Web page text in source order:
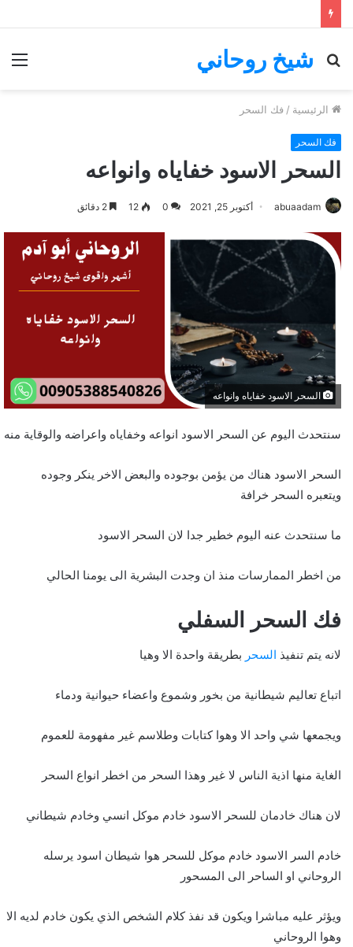
شيخ روحاني
بحث
الرئيسية / فك السحر
فك السحر
السحر الاسود خفاياه وانواعه
abuaadam أكتوبر 25, 2021 0
12
السحر الاسود خفاياه وانواعه
سنتحدث اليوم عن السحر الاسود انواعه وخفاياه واعراضه والوقاية منه
السحر الاسود هناك من يؤمن بوجوده والبعض الاخر ينكر وجوده
ويتعبره السحر خرافة
ما سنتحدث عنه اليوم خطير جدا لان السحر الاسود
من اخطر الممارسات منذ ان وجدت البشرية الى يومنا الحالي
فك السحر السفلي
لانه يتم تنفيذ السحر بطريقة واحدة الا وهيا
اتباع تعاليم شيطانية من بخور وشموع واعضاء حيوانية ودماء
ويجمعها شي واحد الا وهوا كتابات وطلاسم غير مفهومة للعموم
الغاية منها اذية الناس لا غير وهذا السحر من اخطر انواع السحر
لان هناك خادمان للسحر الاسود خادم موكل انسي وخادم شيطاني
خادم السر الاسود خادم موكل للسحر هوا شيطان اسود يرسله
الروحاني او الساحر الى المسحور
ويؤثر عليه مباشرا ويكون قد نفذ كلام الشخص الذي يكون خادم لديه الا
وهوا الروحاني